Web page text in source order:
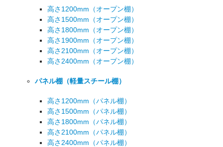
高さ1200mm （オープン棚）
高さ1500mm （オープン棚）
高さ1800mm （オープン棚）
高さ1900mm （オープン棚）
高さ2100mm （オープン棚）
高さ2400mm （オープン棚）
パネル棚 （軽量スチール棚）
高さ1200mm （パネル棚）
高さ1500mm （パネル棚）
高さ1800mm （パネル棚）
高さ2100mm （パネル棚）
高さ2400mm （パネル棚）